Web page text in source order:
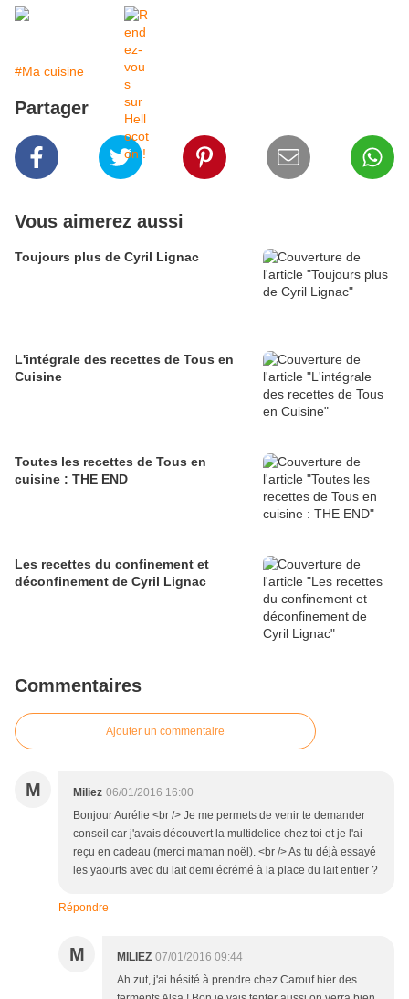
#Ma cuisine
Partager
Vous aimerez aussi
Toujours plus de Cyril Lignac
L'intégrale des recettes de Tous en
Cuisine
Toutes les recettes de Tous en
cuisine : THE END
Les recettes du confinement et
déconfinement de Cyril Lignac
Commentaires
Ajouter un commentaire
M Miliez 06/01/2016 16:00
Bonjour Aurélie <br /> Je me permets de venir te demander
conseil car j'avais découvert la multidelice chez toi et je l'ai
reçu en cadeau (merci maman noël). <br /> As tu déjà essayé
les yaourts avec du lait demi écrémé à la place du lait entier ?
Répondre
M MILIEZ 07/01/2016 09:44
Ah zut, j'ai hésité à prendre chez Carouf hier des